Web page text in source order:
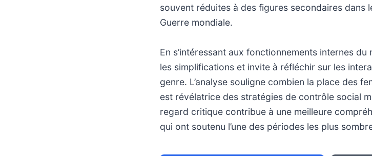
souvent réduites à des figures secondaires dans
Guerre mondiale.
En s’intéressant aux fonctionnements internes
les simplifications et invite à réfléchir sur les
genre. L’analyse souligne combien la place des
est révélatrice des stratégies de contrôle social
regard critique contribue à une meilleure
qui ont soutenu l’une des périodes les plus